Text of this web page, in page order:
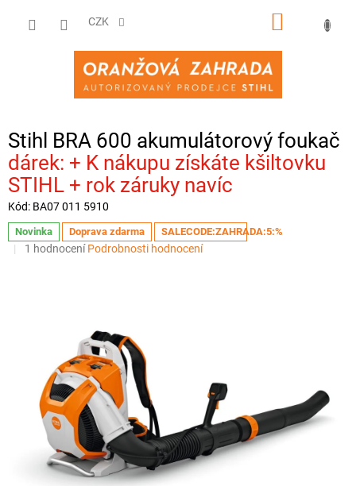
CZK
NÁKUPNÍ
Stihl BRA 600 akumulátorový foukač
+ K nákupu získáte kšiltovku
STIHL + rok záruky navíc
Kód: BA07 011 5910
Novinka Doprava zdarma SALECODE:ZAHRADA:5:%
Průměrné
hvězdiček.
1 hodnocení Podrobnosti hodnocení